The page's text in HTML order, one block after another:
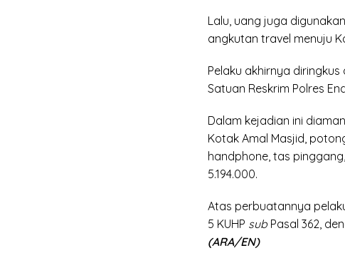
Lalu, uang juga
angkutan travel menuju
Pelaku akhirnya
Satuan Reskrim Polres
Dalam kejadian ini
Kotak Amal Masjid,
handphone, tas
5.194.000.
Atas perbuatannya
5 KUHP sub Pasal 362,
(ARA/EN)